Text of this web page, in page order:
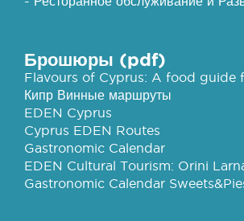
Брошюры (pdf)
Flavours of Cyprus: A food guide
Кипр Винные маршруты
EDEN Cyprus
Cyprus EDEN Routes
Gastronomic Calendar
EDEN Cultural Tourism: Orini
Gastronomic Calendar